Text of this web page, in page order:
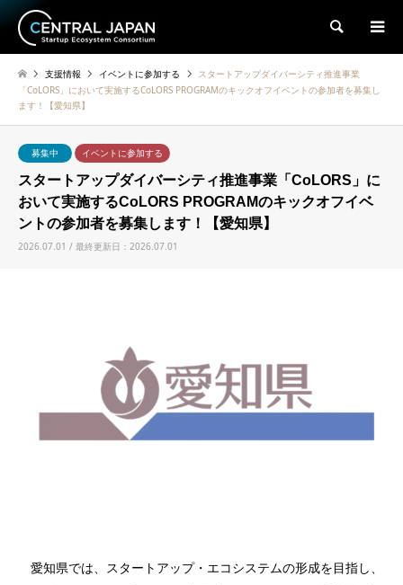
検索
支援情報 イベントに参加する
スタートアップダイバーシティ推進事業
「CoLORS」において実施するCoLORS PROGRAMのキックオフイベントの参加者を募集し
ます！【愛知県】
募集中 イベントに参加する
スタートアップダイバーシティ推進事業「CoLORS」に
おいて実施するCoLORS PROGRAMのキックオフイベ
ントの参加者を募集します！【愛知県】
2026.07.01 / 最終更新日：2026.07.01
愛知県では、スタートアップ・エコシステムの形成を目指し、